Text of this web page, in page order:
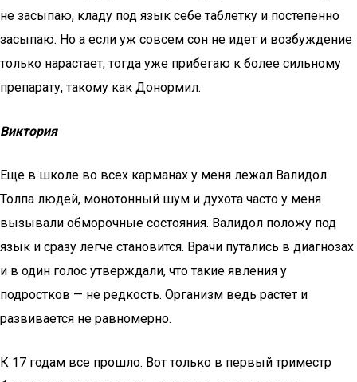
не засыпаю, кладу под язык себе таблетку и постепенно
засыпаю. Но а если уж совсем сон не идет и возбуждение
только нарастает, тогда уже прибегаю к более сильному
препарату, такому как Донормил.
Виктория
Еще в школе во всех карманах у меня лежал Валидол.
Толпа людей, монотонный шум и духота часто у меня
вызывали обморочные состояния. Валидол положу под
язык и сразу легче становится. Врачи путались в диагнозах
и в один голос утверждали, что такие явления у
подростков — не редкость. Организм ведь растет и
развивается не равномерно.
К 17 годам все прошло. Вот только в первый триместр